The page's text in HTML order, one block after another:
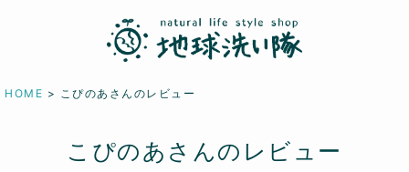
HOME こぴのあさんのレビュー
こぴのあさんのレビュー